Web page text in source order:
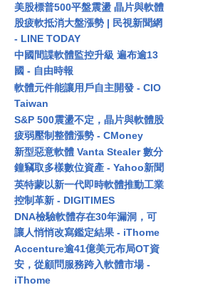
美股標普500平盤震盪 晶片與軟體
股疲軟抵消大盤漲勢 | 民視新聞網
- LINE TODAY
中國間諜軟體監控升級 遍布逾13
國 - 自由時報
軟體元件能讓用戶自主開發 - CIO
Taiwan
S&P 500震盪不定，晶片與軟體股
疲弱壓制整體漲勢 - CMoney
新型惡意軟體 Vanta Stealer 數分
鐘竊取多樣數位資產 - Yahoo新聞
英特蒙以新一代即時軟體推動工業
控制革新 - DIGITIMES
DNA檢驗軟體存在30年漏洞，可
讓人悄悄改寫鑑定結果 - iThome
Accenture逾41億美元布局OT資
安，從顧問服務跨入軟體市場 -
iThome